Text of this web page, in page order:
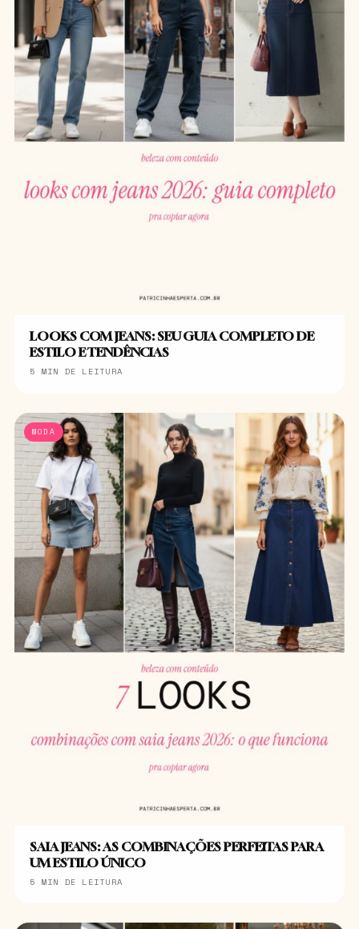
LOOKS COM JEANS: SEU GUIA COMPLETO DE
ESTILO E TENDÊNCIAS
5 MIN DE LEITURA
MODA
SAIA JEANS: AS COMBINAÇÕES PERFEITAS PARA
UM ESTILO ÚNICO
5 MIN DE LEITURA